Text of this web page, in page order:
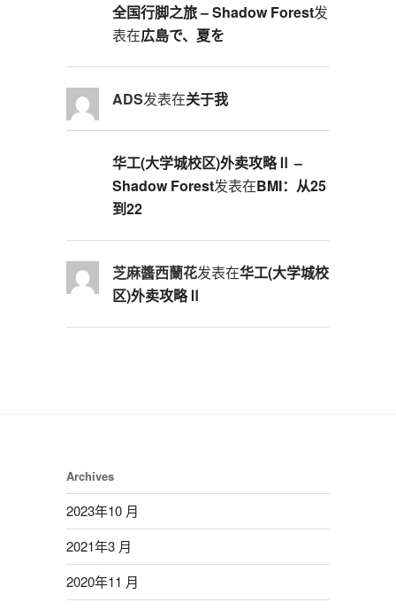
全国行脚之旅 – Shadow Forest发
表在広島で、夏を
ADS发表在关于我
华工(大学城校区)外卖攻略Ⅱ –
Shadow Forest发表在BMI：从25
到22
芝麻醬西蘭花发表在华工(大学城校
区)外卖攻略Ⅱ
Archives
2023年10 月
2021年3 月
2020年11 月